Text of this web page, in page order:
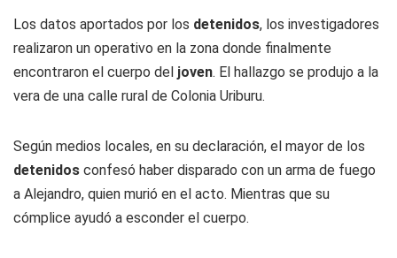
Los datos aportados por los detenidos, los investigadores
realizaron un operativo en la zona donde finalmente
encontraron el cuerpo del joven. El hallazgo se produjo a la
vera de una calle rural de Colonia Uriburu.
Según medios locales, en su declaración, el mayor de los
detenidos confesó haber disparado con un arma de fuego
a Alejandro, quien murió en el acto. Mientras que su
cómplice ayudó a esconder el cuerpo.